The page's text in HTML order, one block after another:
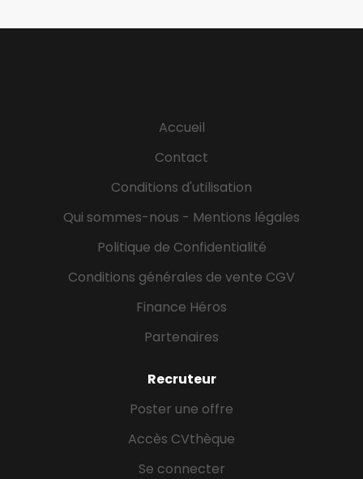
Bachelor/Bac+3, Mastère/Bac+5. Optez pour
Débutant accepté Profil recherché : • Autonome et
responsable, vous êtes investi et disposez de
relationnelles, sens de l’accueil et de l’écoute •
autonomie, ponctualité et sens de l’organisation •
Appétence à la...
Accueil
Contact
Conditions d'utilisation
Qui sommes-nous - Mentions légales
Politique de Confidentialité
Conditions générales de vente CGV
Finance Héros
Partenaires
Recruteur
Poster une offre
Accès CVthèque
Se connecter